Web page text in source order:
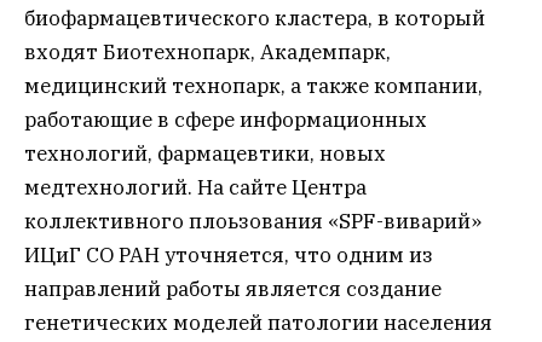
биофармацевтического кластера, в который
входят Биотехнопарк, Академпарк,
медицинский технопарк, а также компании,
работающие в сфере информационных
технологий, фармацевтики, новых
медтехнологий. На сайте Центра
коллективного плоьзования «SPF-виварий»
ИЦиГ СО РАН уточняется, что одним из
направлений работы является создание
генетических моделей патологии населения